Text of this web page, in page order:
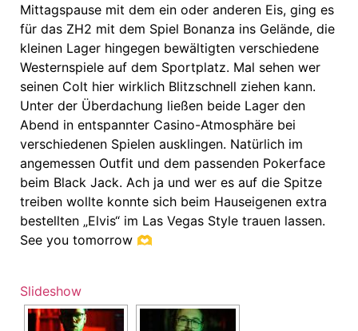
Mittagspause mit dem ein oder anderen Eis, ging es
für das ZH2 mit dem Spiel Bonanza ins Gelände, die
kleinen Lager hingegen bewältigten verschiedene
Westernspiele auf dem Sportplatz. Mal sehen wer
seinen Colt hier wirklich Blitzschnell ziehen kann.
Unter der Überdachung ließen beide Lager den
Abend in entspannter Casino-Atmosphäre bei
verschiedenen Spielen ausklingen. Natürlich im
angemessen Outfit und dem passenden Pokerface
beim Black Jack. Ach ja und wer es auf die Spitze
treiben wollte konnte sich beim Hauseigenen extra
bestellten „Elvis“ im Las Vegas Style trauen lassen.
See you tomorrow 🫶
Slideshow